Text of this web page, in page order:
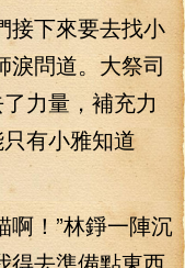
下來要去找小
淚問道。大祭司
力量，補充力
有小雅知道
！”林錚一陣沉